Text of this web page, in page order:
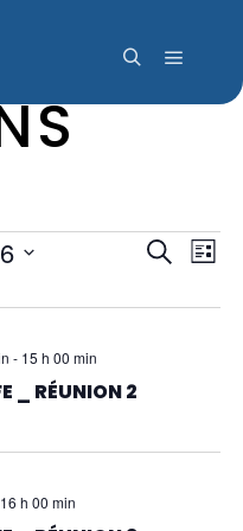
Menu
ET
DE
Liste
_ RÉUNION 2
- 15 h 00 min
16 h 00 min